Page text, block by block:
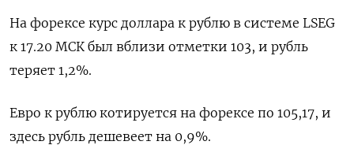
На форексе курс доллара к рублю в системе LSEG
к 17.20 МСК был вблизи отметки 103, и рубль
теряет 1,2%.
Евро к рублю котируется на форексе по 105,17, и
здесь рубль дешевеет на 0,9%.